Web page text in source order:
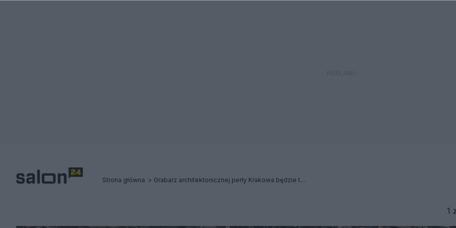
Strona główna Grabarz architektonicznej perły Krakowa będzie teraz zmieniał Konstytucję RP!
1